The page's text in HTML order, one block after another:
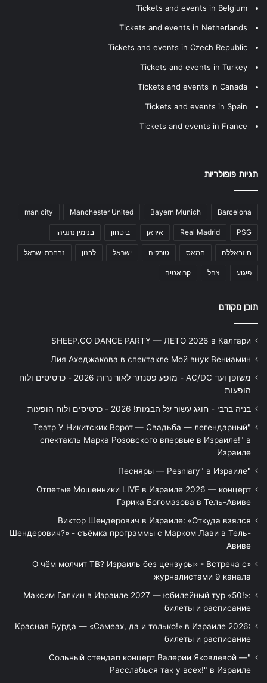
Tickets and events in Belgium
Tickets and events in Netherlands
Tickets and events in Czech Republic
Tickets and events in Turkey
Tickets and events in Canada
Tickets and events in Spain
Tickets and events in France
תגיות פופולריות
Barcelona
Bayern Munich
Manchester United
man city
PSG
Real Madrid איראן ביטחון בנימין נתניהו
חיזבאללה חמאס טורקיה ישראל לבנון נבחרת ישראל
פיגוע צהל קרואטיה
תוכן מקודם
SHEEP.CO DANCE PARTY — ЛЕТО 2026 в Калгари
Лия Ахеджакова в спектакле Мой внук Вениамин
משופן ועד AC/DC - מופע פסנתר לאור נרות 2026 - כרטיסים ולוח
הופעות
בניה ברבי - חוגג עשור על הבמות! 2026 - כרטיסים ולוח הופעות
"Театр У Никитских Ворот — Свадьба — легендарный
спектакль Марка Розовского впервые в Израиле!" в
Израиле
"Песняры — Pesniary" в Израиле
Отпетые Мошенники LIVE в Израиле 2026 — концерт
Гарика Богомазова в Тель-Авиве
Виктор Шендерович в Израиле: «Откуда взялся
Шендерович?» - съёмка программы с Марком Лави в Тель-
Авиве
«О чём молчит ТВ? Израиль без цензуры» - Встреча с
журналистами 9 канала
Максим Галкин в Израиле 2027 — юбилейный тур «50!»:
билеты и расписание
Красная Бурда — «Самеах, да и только!» в Израиле 2026:
билеты и расписание
"Сольный стендап концерт Валерии Яковлевой —
Расслабься так у всех!" в Израиле